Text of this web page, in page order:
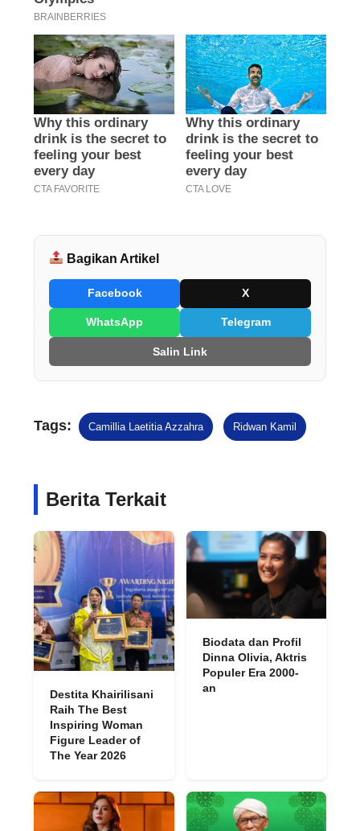
Bagikan Artikel
Facebook X
WhatsApp Telegram
Salin Link
Tags: Camillia Laetitia Azzahra Ridwan Kamil
Berita Terkait
Destita Khairilisani
Raih The Best
Inspiring Woman
Figure Leader of
The Year 2026
Biodata dan Profil
Dinna Olivia, Aktris
Populer Era 2000-
an